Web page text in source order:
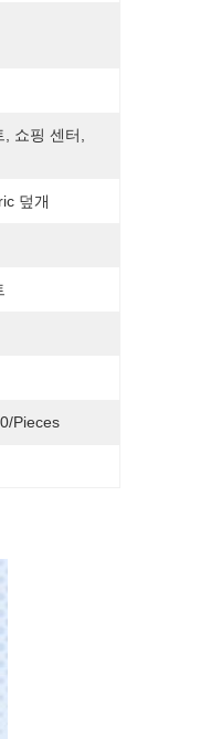
쇼핑 센터,
덮개
pieces